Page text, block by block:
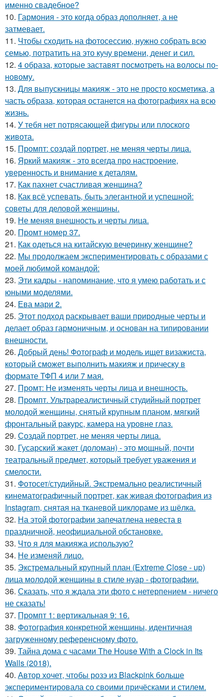
именно свадебное?
10. Гармония - это когда образ дополняет, а не
затмевает.
11. Чтобы сходить на фотосессию, нужно собрать всю
семью, потратить на это кучу времени, денег и сил.
12. 4 образа, которые заставят посмотреть на волосы по-
новому.
13. Для выпускницы макияж - это не просто косметика, а
часть образа, которая останется на фотографиях на всю
жизнь.
14. У тебя нет потрясающей фигуры или плоского
живота.
15. Промпт: создай портрет, не меняя черты лица.
16. Яркий макияж - это всегда про настроение,
уверенность и внимание к деталям.
17. Как пахнет счастливая женщина?
18. Как всё успевать, быть элегантной и успешной:
советы для деловой женщины.
19. Не меняя внешность и черты лица.
20. Промт номер 37.
21. Как одеться на китайскую вечеринку женщине?
22. Мы продолжаем экспериментировать с образами с
моей любимой командой:
23. Эти кадры - напоминание, что я умею работать и с
юными моделями.
24. Ева мари 2.
25. Этот подход раскрывает ваши природные черты и
делает образ гармоничным, и основан на типировании
внешности.
26. Добрый день! Фотограф и модель ищет визажиста,
который сможет выполнить макияж и прическу в
формате ТФП 4 или 7 мая.
27. Промт: Не изменять черты лица и внешность.
28. Промпт. Ультрареалистичный студийный портрет
молодой женщины, снятый крупным планом, мягкий
фронтальный ракурс, камера на уровне глаз.
29. Создай портрет, не меняя черты лица.
30. Гусарский жакет (доломан) - это мощный, почти
театральный предмет, который требует уважения и
смелости.
31. Фотосет/студийный. Экстремально реалистичный
кинематографичный портрет, как живая фотография из
Instagram, снятая на тканевой циклораме из шёлка.
32. На этой фотографии запечатлена невеста в
праздничной, неофициальной обстановке.
33. Что я для макияжа использую?
34. Не изменяй лицо.
35. Экстремальный крупный план (Extreme Close - up)
лица молодой женщины в стиле нуар - фотографии.
36. Сказать, что я ждала эти фото с нетерпением - ничего
не сказать!
37. Промпт 1: вертикальная 9: 16.
38. Фотография конкретной женщины, идентичная
загруженному референсному фото.
39. Тайна дома с часами The House With a Clock in Its
Walls (2018).
40. Автор хочет, чтобы розэ из Blackpink больше
экспериментировала со своими причёсками и стилем.